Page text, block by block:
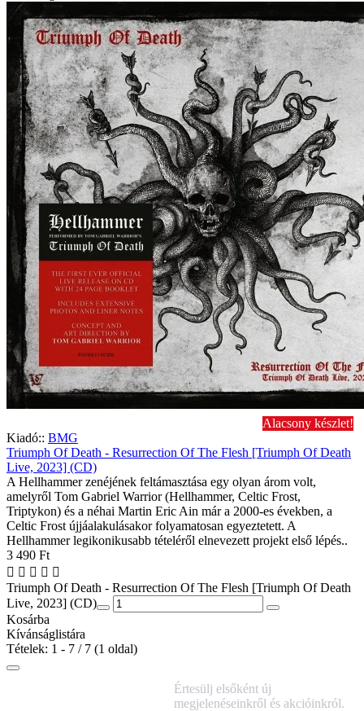
Alacsony készlet!
Kiadó:: BMG
Triumph Of Death - Resurrection Of The Flesh [Triumph Of Death
Live, 2023] (CD)
A Hellhammer zenéjének feltámasztása egy olyan árom volt,
amelyről Tom Gabriel Warrior (Hellhammer, Celtic Frost,
Triptykon) és a néhai Martin Eric Ain már a 2000-es években, a
Celtic Frost újjáalakulásakor folyamatosan egyeztetett. A
Hellhammer legikonikusabb tételéről elnevezett projekt első lépés..
3 490 Ft
Triumph Of Death - Resurrection Of The Flesh [Triumph Of Death
Live, 2023] (CD)
Kosárba
Kívánságlistára
Tételek: 1 - 7 / 7 (1 oldal)
Értesülj elsőként új
megjelenéseinkről és akcióinkról.